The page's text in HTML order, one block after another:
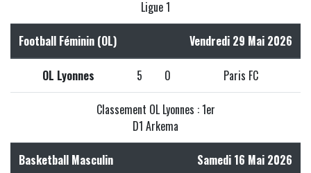
Ligue 1
Football Féminin (OL) Vendredi 29 Mai 2026
OL Lyonnes 5 0 Paris FC
Classement OL Lyonnes : 1er
D1 Arkema
Basketball Masculin Samedi 16 Mai 2026